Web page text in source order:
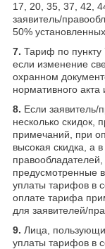
17, 20, 35, 37, 42,
заявитель/
50%
7. Тариф по пункту
если изменение
охранном
нормативного
8. Если заявитель/
несколько скидок,
примечаний, при
высокая скидка, а
предусмотренные
уплаты тарифов в
оплате тарифа
для заявителей/
9. Лица,
уплаты тарифов в